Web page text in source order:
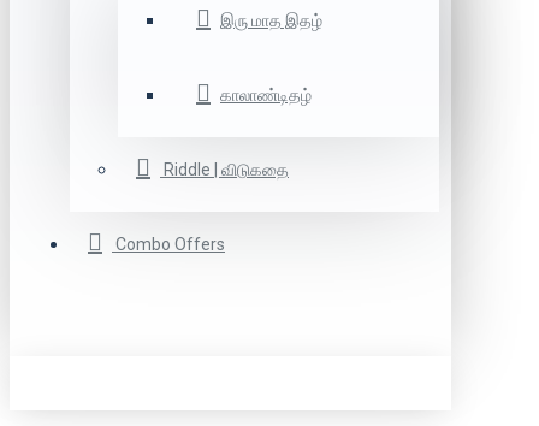
இரு மாத இதழ்
காலாண்டிதழ்
Riddle | விடுகதை
Combo Offers